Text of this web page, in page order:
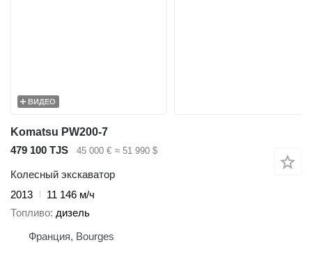
ВИДЕО
Komatsu PW200-7
479 100 TJS
45 000 € ≈ 51 990 $
Колесный экскаватор
2013
11 146 м/ч
Топливо дизель
Франция, Bourges